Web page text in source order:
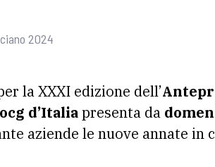
2024
la XXXI edizione dell’
d’Italiapresenta da
aziende le nuove annate in